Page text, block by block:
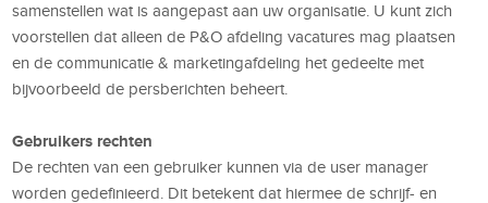
samenstellen wat is aangepast aan uw organisatie. U kunt zich
voorstellen dat alleen de P&O afdeling vacatures mag plaatsen
en de communicatie & marketingafdeling het gedeelte met
bijvoorbeeld de persberichten beheert.
Gebruikers rechten
De rechten van een gebruiker kunnen via de user manager
worden gedefinieerd. Dit betekent dat hiermee de schrijf- en